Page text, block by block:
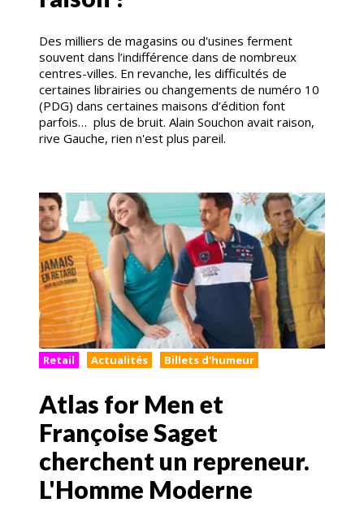
Des milliers de magasins ou d'usines ferment
souvent dans l’indifférence dans de nombreux
centres-villes. En revanche, les difficultés de
certaines librairies ou changements de numéro 10
(PDG) dans certaines maisons d’édition font
parfois… plus de bruit. Alain Souchon avait raison,
rive Gauche, rien n'est plus pareil.
Retail Actualités Billets d'humeur
Atlas for Men et
Françoise Saget
cherchent un repreneur.
L'Homme Moderne